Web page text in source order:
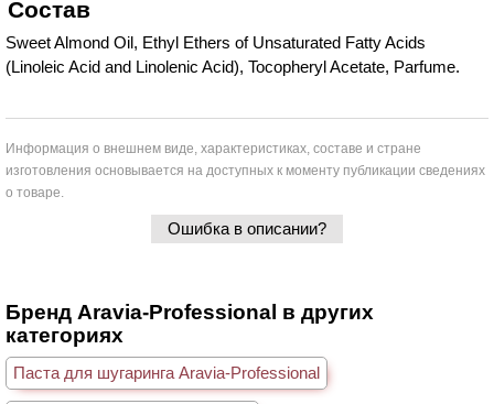
Состав
Sweet Almond Oil, Ethyl Ethers of Unsaturated Fatty Acids
(Linoleic Acid and Linolenic Acid), Tocopheryl Acetate, Parfume.
Информация о внешнем виде, характеристиках, составе и стране
изготовления основывается на доступных к моменту публикации сведениях
о товаре.
Ошибка в описании?
Бренд Aravia-Professional в других
категориях
Паста для шугаринга Aravia-Professional